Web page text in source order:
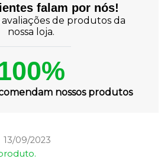
falam por nós!
de produtos da
nossa loja.
nossos produtos
13/09/2023